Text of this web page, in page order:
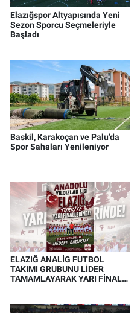
Elazığspor Altyapısında Yeni
Sezon Sporcu Seçmeleriyle
Başladı
Baskil, Karakoçan ve Palu’da
Spor Sahaları Yenileniyor
ELAZIĞ ANALİG FUTBOL
TAKIMI GRUBUNU LİDER
TAMAMLAYARAK YARI FİNALE